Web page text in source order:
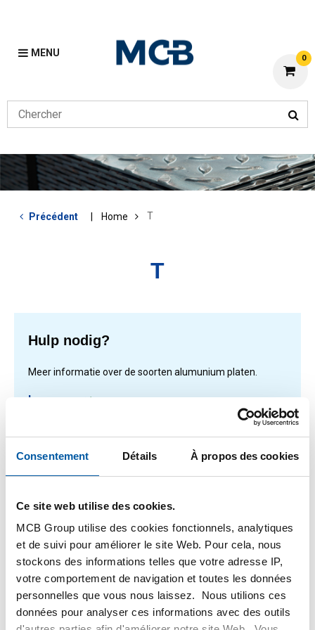
Consentement Détails À propos des cookies
Ce site web utilise des cookies.
MCB Group utilise des cookies fonctionnels, analytiques
et de suivi pour améliorer le site Web. Pour cela, nous
stockons des informations telles que votre adresse IP,
votre comportement de navigation et toutes les données
personnelles que vous nous laissez. Nous utilions ces
données pour analyser ces informations avec des outils
MENU 0
Précédent Home T
T
Hulp nodig?
Meer informatie over de soorten alumunium platen.
Lees meer
1-1de1
Vous
la
1